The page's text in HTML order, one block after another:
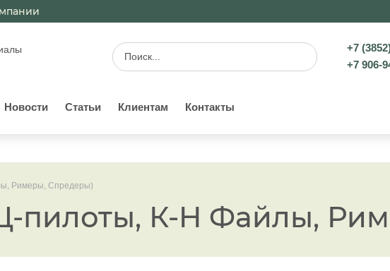
+7
+7 906-
Новости Статьи Клиентам Контакты
Римеры, Спредеры)
пилоты, К-H Файлы,